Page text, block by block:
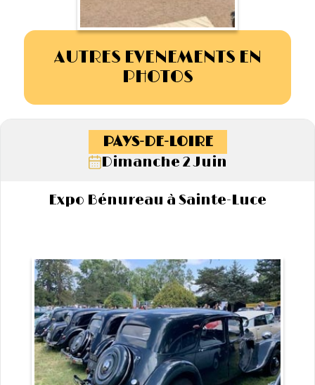
AUTRES EVENEMENTS EN
PHOTOS
PAYS-DE-LOIRE
Dimanche 2 Juin
Expo Bénureau à Sainte-Luce